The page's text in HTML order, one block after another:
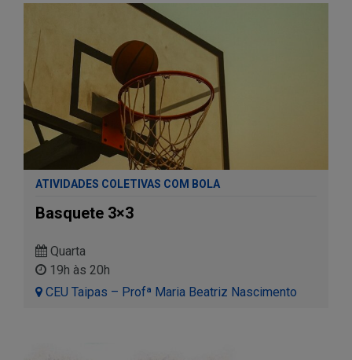
ATIVIDADES COLETIVAS COM BOLA
Basquete 3×3
Quarta
19h às 20h
CEU Taipas – Profª Maria Beatriz Nascimento